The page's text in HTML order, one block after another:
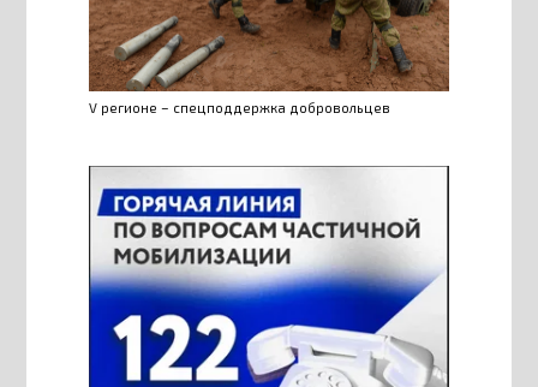
V регионе – спецподдержка добровольцев